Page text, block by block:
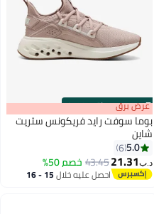
00m:00s
·باقي 100% عرض برق
بوما سوفت رايد فريكونس ستريت
شاين
5.0
6
د.ب‏ 21.31
43.45 خصم 50%
احصل عليه خلال 15 - 16